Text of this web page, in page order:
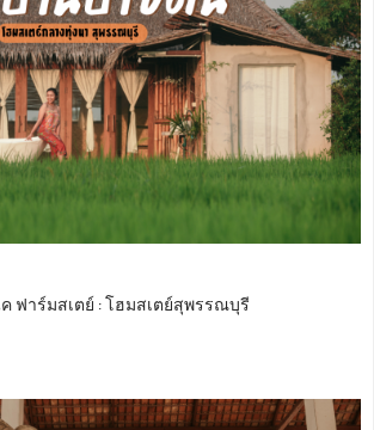
ฟาร์มสเตย์ : โฮมสเตย์สุพรรณบุรี